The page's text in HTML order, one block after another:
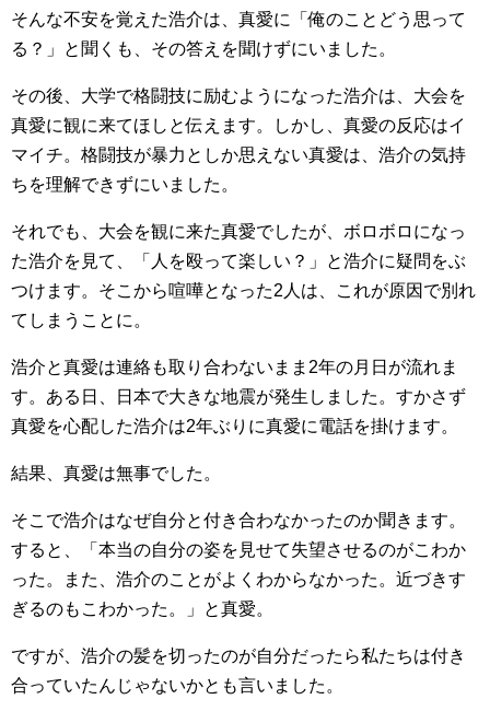
そんな不安を覚えた浩介は、真愛に「俺のことどう思って
る？」と聞くも、その答えを聞けずにいました。
その後、大学で格闘技に励むようになった浩介は、大会を
真愛に観に来てほしと伝えます。しかし、真愛の反応はイ
マイチ。格闘技が暴力としか思えない真愛は、浩介の気持
ちを理解できずにいました。
それでも、大会を観に来た真愛でしたが、ボロボロになっ
た浩介を見て、「人を殴って楽しい？」と浩介に疑問をぶ
つけます。そこから喧嘩となった2人は、これが原因で別れ
てしまうことに。
浩介と真愛は連絡も取り合わないまま2年の月日が流れま
す。ある日、日本で大きな地震が発生しました。すかさず
真愛を心配した浩介は2年ぶりに真愛に電話を掛けます。
結果、真愛は無事でした。
そこで浩介はなぜ自分と付き合わなかったのか聞きます。
すると、「本当の自分の姿を見せて失望させるのがこわか
った。また、浩介のことがよくわからなかった。近づきす
ぎるのもこわかった。」と真愛。
ですが、浩介の髪を切ったのが自分だったら私たちは付き
合っていたんじゃないかとも言いました。